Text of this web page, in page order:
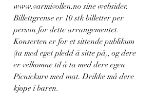
www.varmivollen.no sine websider.
Billettgrense er 10 stk billetter per
person for dette arrangementet.
Konserten er for et sittende publikum
(ta med eget pledd å sitte på), og dere
er velkomne til å ta med dere egen
Picnickurv med mat. Drikke må dere
kjøpe i baren.